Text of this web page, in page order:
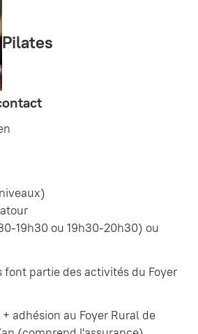
Pilates
19h30 ou 19h30-20h30) ou
font partie des activités du Foyer
adhésion au Foyer Rural de